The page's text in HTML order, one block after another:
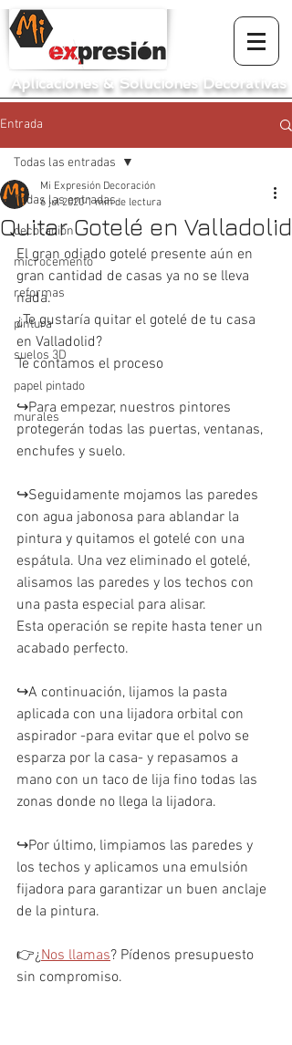
Aplicaciones & Soluciones Decorativas
Entrada
Todas las entradas
decoración
microcemento
reformas
pintura
suelos 3D
papel pintado
murales
Todas las entradas
Quitar Gotelé en Valladolid
Mi Expresión Decoración
6 jul 2020 1 min de lectura
El gran odiado gotelé presente aún en
gran cantidad de casas ya no se lleva
nada.
¿Te gustaría quitar el gotelé de tu casa
en Valladolid?
Te contamos el proceso
↪️Para empezar, nuestros pintores
protegerán todas las puertas, ventanas,
enchufes y suelo.
↪️Seguidamente mojamos las paredes
con agua jabonosa para ablandar la
pintura y quitamos el gotelé con una
espátula. Una vez eliminado el gotelé,
alisamos las paredes y los techos con
una pasta especial para alisar.
Esta operación se repite hasta tener un
acabado perfecto.
↪️A continuación, lijamos la pasta
aplicada con una lijadora orbital con
aspirador -para evitar que el polvo se
esparza por la casa- y repasamos a
mano con un taco de lija fino todas las
zonas donde no llega la lijadora.
↪️Por último, limpiamos las paredes y
los techos y aplicamos una emulsión
fijadora para garantizar un buen anclaje
de la pintura.
👉¿Nos llamas? Pídenos presupuesto
sin compromiso.